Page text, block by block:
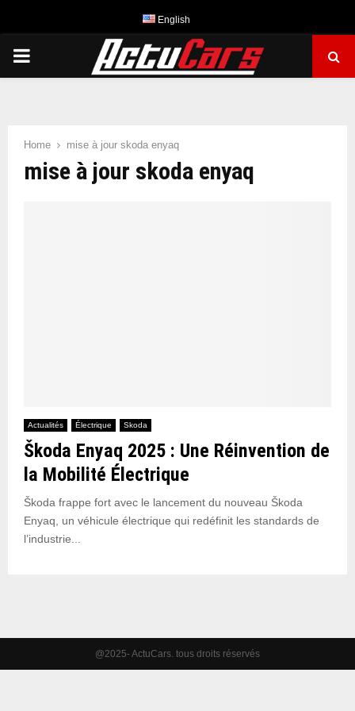
English
PRIMARY
Home mise à jour skoda enyaq
mise à jour skoda enyaq
Actualités Électrique Skoda
Škoda Enyaq 2025 : Une Réinvention de
la Mobilité Électrique
Škoda frappe fort avec le lancement du nouveau Škoda
Enyaq, un véhicule électrique qui redéfinit les standards de
l’industrie...
@2025- ActuCars. tous droits réservés